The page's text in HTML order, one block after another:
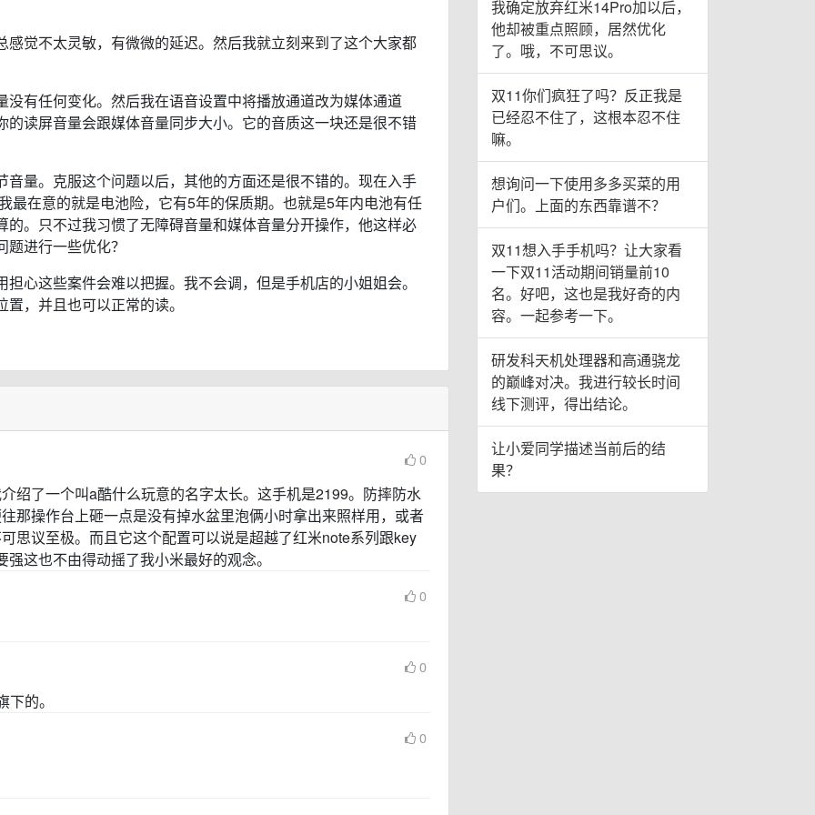
觉不太灵敏，有微微的延迟。然后我就立刻来到了这个大家都
有任何变化。然后我在语音设置中将播放通道改为媒体通道
读屏音量会跟媒体音量同步大小。它的音质这一块还是很不错
量。克服这个问题以后，其他的方面还是很不错的。现在入手
最在意的就是电池险，它有5年的保质期。也就是5年内电池有任
。只不过我习惯了无障碍音量和媒体音量分开操作，他这样必
进行一些优化？
心这些案件会难以把握。我不会调，但是手机店的小姐姐会。
，并且也可以正常的读。
0
绍了一个叫a酷什么玩意的名字太长。这手机是2199。防摔防水
那操作台上砸一点是没有掉水盆里泡俩小时拿出来照样用，或者
思议至极。而且它这个配置可以说是超越了红米note系列跟key
这也不由得动摇了我小米最好的观念。
0
0
的。
0
我确定放弃红米14Pro加以后，
他却被重点照顾，居然优化
了。哦，不可思议。
双11你们疯狂了吗？反正我是
已经忍不住了，这根本忍不住
嘛。
想询问一下使用多多买菜的用
户们。上面的东西靠谱不？
双11想入手手机吗？让大家看
一下双11活动期间销量前10
名。好吧，这也是我好奇的内
容。一起参考一下。
研发科天机处理器和高通骁龙
的巅峰对决。我进行较长时间
线下测评，得出结论。
让小爱同学描述当前后的结
果？